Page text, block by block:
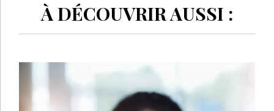
À DÉCOUVRIR AUSSI :